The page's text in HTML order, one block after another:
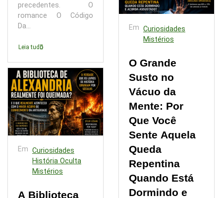
precedentes. O
romance O Código
Da...
Leia tudo
Em Curiosidades
História Oculta
Mistérios
A Biblioteca
Em Curiosidades
Mistérios
O Grande
Susto no
Vácuo da
Mente: Por
Que Você
Sente Aquela
Queda
Repentina
Quando Está
Dormindo e